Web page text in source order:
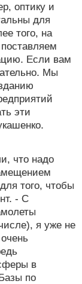
оптику и
для
того, на
Если вам
Мы
эти
что надо
того, чтобы
- С
я уже не
в
по